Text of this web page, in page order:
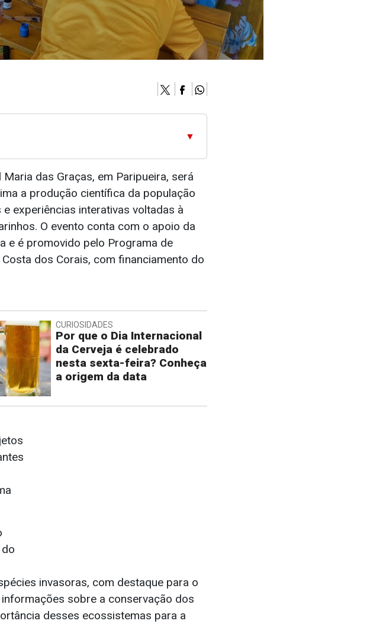
▼
das Graças, em Paripueira, será
a produção científica da população
experiências interativas voltadas à
O evento conta com o apoio da
e é promovido pelo Programa de
dos Corais, com financiamento do
CURIOSIDADES
Por que o Dia Internacional
da Cerveja é celebrado
nesta sexta-feira? Conheça
a origem da data
invasoras, com destaque para o
sobre a conservação dos
desses ecossistemas para a